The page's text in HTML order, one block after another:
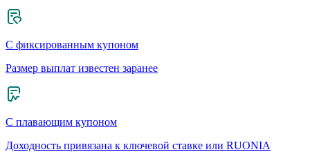
С фиксированным купоном
Размер выплат известен заранее
С плавающим купоном
Доходность привязана к ключевой ставке или RUONIA